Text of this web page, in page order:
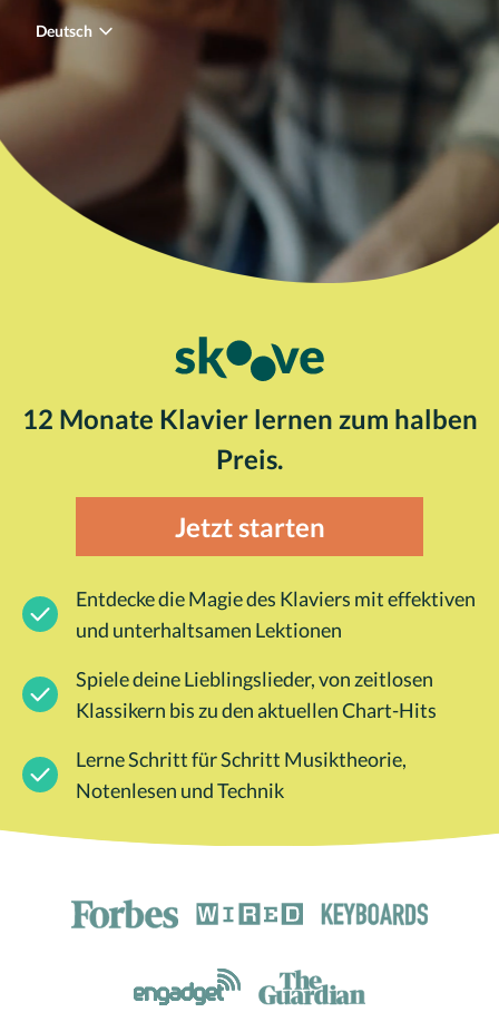
Deutsch
Deutsch
English
日本語
12 Monate Klavier lernen zum halben
Preis.
Entdecke die Magie des Klaviers mit effektiven
und unterhaltsamen Lektionen
Spiele deine Lieblingslieder, von zeitlosen
Klassikern bis zu den aktuellen Chart-Hits
Lerne Schritt für Schritt Musiktheorie,
Notenlesen und Technik
Jetzt starten